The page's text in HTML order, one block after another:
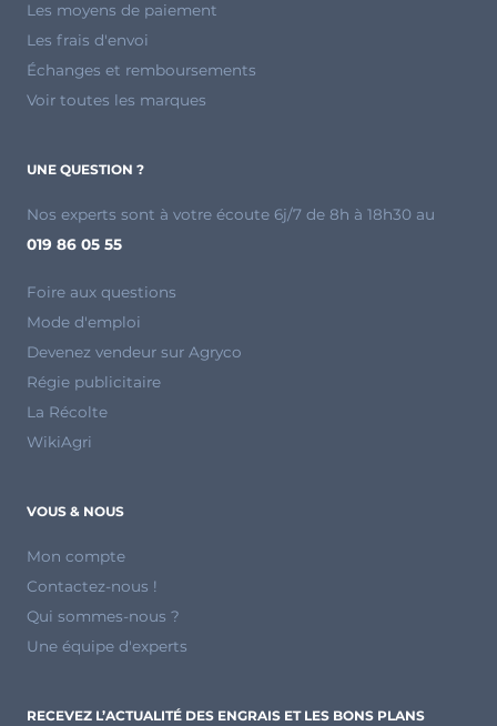
Les moyens de paiement
Les frais d'envoi
Échanges et remboursements
Voir toutes les marques
UNE QUESTION ?
Nos experts sont à votre écoute 6j/7 de 8h à 18h30 au
019 86 05 55
Foire aux questions
Mode d'emploi
Devenez vendeur sur Agryco
Régie publicitaire
La Récolte
WikiAgri
VOUS & NOUS
Mon compte
Contactez-nous !
Qui sommes-nous ?
Une équipe d'experts
RECEVEZ L’ACTUALITÉ DES ENGRAIS ET LES BONS PLANS